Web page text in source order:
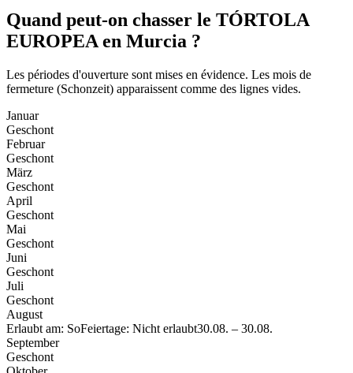
Quand peut-on chasser le TÓRTOLA
EUROPEA en Murcia ?
Les périodes d'ouverture sont mises en évidence. Les mois de
fermeture (Schonzeit) apparaissent comme des lignes vides.
Januar
Geschont
Februar
Geschont
März
Geschont
April
Geschont
Mai
Geschont
Juni
Geschont
Juli
Geschont
August
Erlaubt am: SoFeiertage: Nicht erlaubt30.08. – 30.08.
September
Geschont